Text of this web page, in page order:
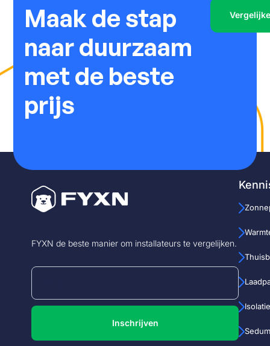
Maak de stap
naar duurzaam
met de beste
prijs
FYXN de beste manier om installateurs te vergelijken.
Inschrijven